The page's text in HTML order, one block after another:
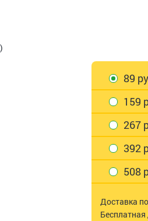
89
159
267
392
508
Доставка по
Бесплатная